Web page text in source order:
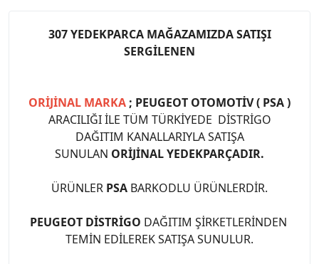
307 YEDEKPARCA MAĞAZAMIZDA SATIŞI
SERGİLENEN
ORİJİNAL MARKA ; PEUGEOT OTOMOTİV ( PSA )
ARACILIĞI İLE TÜM TÜRKİYEDE DİSTRİGO
DAĞITIM KANALLARIYLA SATIŞA
SUNULAN ORİJİNAL YEDEKPARÇADIR.
ÜRÜNLER PSA BARKODLU ÜRÜNLERDİR.
PEUGEOT DİSTRİGO DAĞITIM ŞİRKETLERİNDEN
TEMİN EDİLEREK SATIŞA SUNULUR.